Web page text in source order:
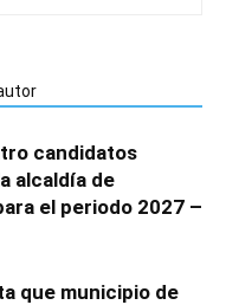
candidatos
alcaldía de
el periodo 2027 –
que municipio de